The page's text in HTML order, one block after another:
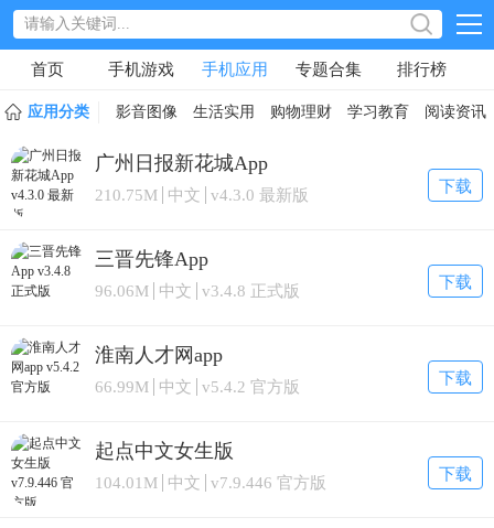
首页 手机游戏 手机应用 专题合集 排行榜
应用分类 影音图像 生活实用 购物理财 学习教育 阅读资讯
广州日报新花城App
210.75M 中文 v4.3.0 最新版 下载
三晋先锋App
96.06M 中文 v3.4.8 正式版 下载
淮南人才网app
66.99M 中文 v5.4.2 官方版 下载
起点中文女生版
104.01M 中文 v7.9.446 官方版 下载